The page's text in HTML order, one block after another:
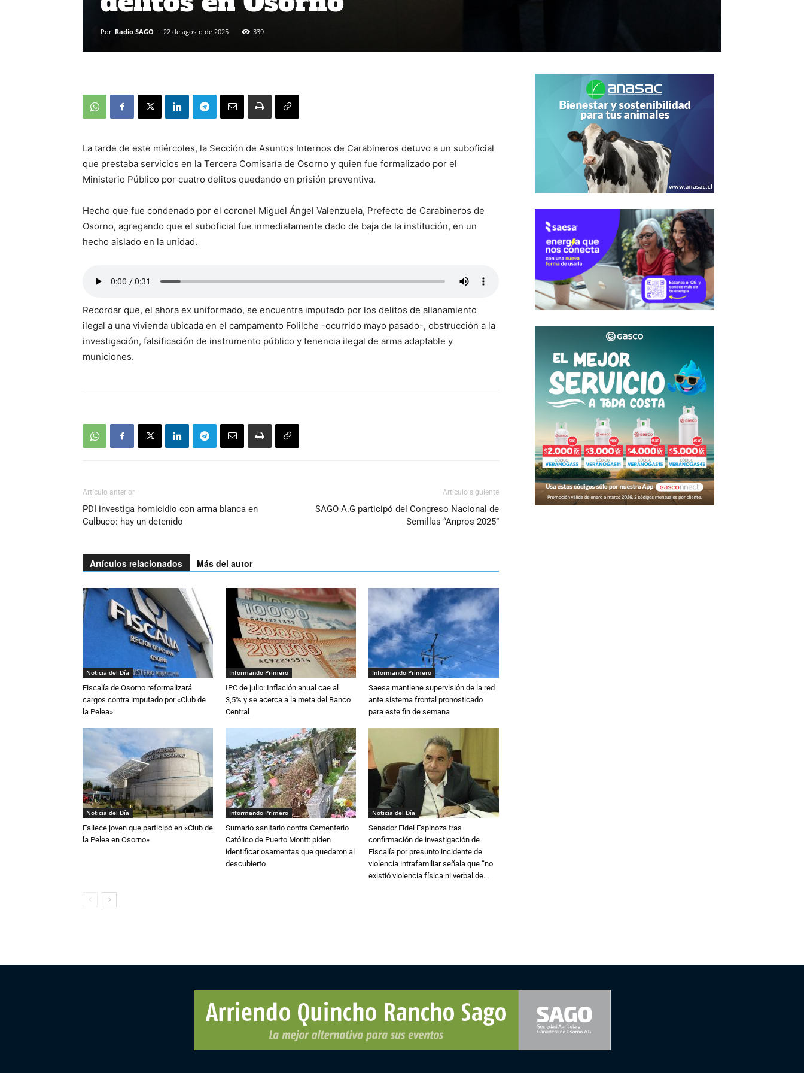
Por Radio SAGO - 22 de agosto de 2025 339
La tarde de este miércoles, la Sección de Asuntos Internos de Carabineros detuvo a un suboficial
que prestaba servicios en la Tercera Comisaría de Osorno y quien fue formalizado por el
Ministerio Público por cuatro delitos quedando en prisión preventiva.
Hecho que fue condenado por el coronel Miguel Ángel Valenzuela, Prefecto de Carabineros de
Osorno, agregando que el suboficial fue inmediatamente dado de baja de la institución, en un
hecho aislado en la unidad.
Recordar que, el ahora ex uniformado, se encuentra imputado por los delitos de allanamiento
ilegal a una vivienda ubicada en el campamento Folilche -ocurrido mayo pasado-, obstrucción a la
investigación, falsificación de instrumento público y tenencia ilegal de arma adaptable y
municiones.
Artículo anterior
PDI investiga homicidio con arma blanca en
Calbuco: hay un detenido
Artículo siguiente
SAGO A.G participó del Congreso Nacional de
Semillas “Anpros 2025”
Artículos relacionados Más del autor
Noticia del Día
Fiscalía de Osorno reformalizará
cargos contra imputado por «Club de
la Pelea»
Informando Primero
IPC de julio: Inflación anual cae al
3,5% y se acerca a la meta del Banco
Central
Informando Primero
Saesa mantiene supervisión de la red
ante sistema frontal pronosticado
para este fin de semana
Noticia del Día
Fallece joven que participó en «Club de
la Pelea en Osorno»
Informando Primero
Sumario sanitario contra Cementerio
Católico de Puerto Montt: piden
identificar osamentas que quedaron al
descubierto
Noticia del Día
Senador Fidel Espinoza tras
confirmación de investigación de
Fiscalía por presunto incidente de
violencia intrafamiliar señala que “no
existió violencia física ni verbal de...